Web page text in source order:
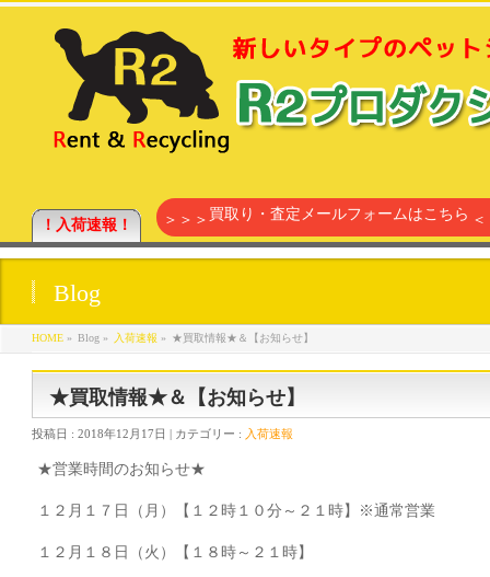
！入荷速報！ ＞＞＞ 買取り・査定メールフォームはこちら
Blog
HOME» Blog » 入荷速報 » ★買取情報★＆【お知らせ】
★買取情報★＆【お知らせ】
投稿日 : 2018年12月17日 | カテゴリー : 入荷速報
★営業時間のお知らせ★
１２月１７日（月）【１２時１０分～２１時】※通常営業
１２月１８日（火）【１８時～２１時】